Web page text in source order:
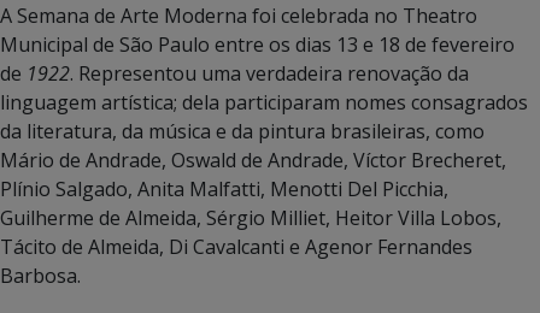
A Semana de Arte Moderna foi celebrada no Theatro
Municipal de São Paulo entre os dias 13 e 18 de fevereiro
de 1922. Representou uma verdadeira renovação da
linguagem artística; dela participaram nomes consagrados
da literatura, da música e da pintura brasileiras, como
Mário de Andrade, Oswald de Andrade, Víctor Brecheret,
Plínio Salgado, Anita Malfatti, Menotti Del Picchia,
Guilherme de Almeida, Sérgio Milliet, Heitor Villa Lobos,
Tácito de Almeida, Di Cavalcanti e Agenor Fernandes
Barbosa.